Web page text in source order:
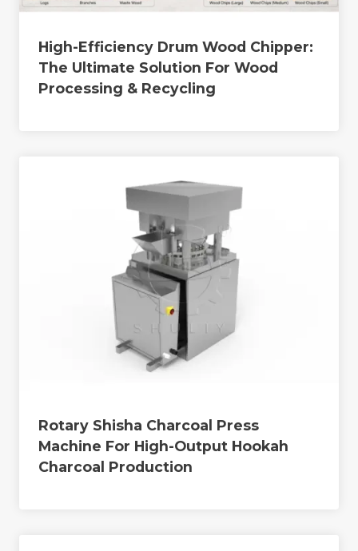
High-Efficiency Drum Wood Chipper:
The Ultimate Solution For Wood
Processing & Recycling
Rotary Shisha Charcoal Press
Machine For High-Output Hookah
Charcoal Production